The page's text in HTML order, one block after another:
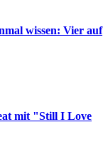
wissen: Vier auf
mit "Still I Love